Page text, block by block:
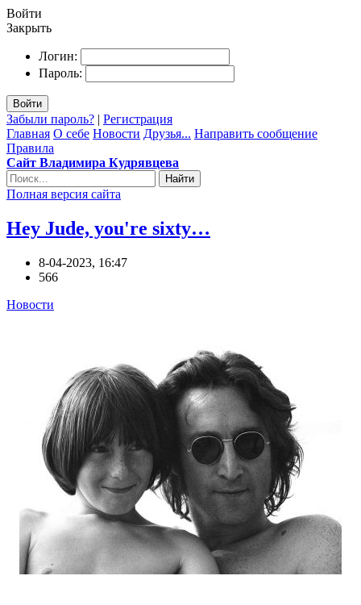
Войти
Закрыть
Логин:
Пароль:
Войти
Забыли пароль? | Регистрация
Главная О себе Новости Друзья... Направить сообщение
Правила
Сайт Владимира Кудрявцева
Найти
Полная версия сайта
Hey Jude, you're sixty…
8-04-2023, 16:47
566
Новости